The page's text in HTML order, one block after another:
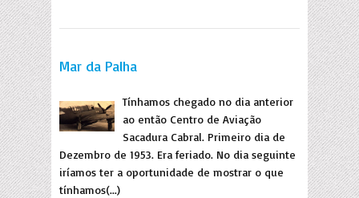
Mar da Palha
Tínhamos chegado no dia anterior
ao então Centro de Aviação
Sacadura Cabral. Primeiro dia de
Dezembro de 1953. Era feriado. No dia seguinte
iríamos ter a oportunidade de mostrar o que
tínhamos(...)